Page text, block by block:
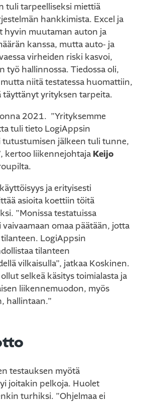
tuli tarpeelliseksi miettiä
hankkimista. Excel ja
muutaman auton ja
kanssa, mutta auto- ja
virheiden riski kasvoi,
työ hallinnossa. Tiedossa oli,
niitä testatessa huomattiin,
täyttänyt yrityksen tarpeita.
2021. ”Yrityksemme
tuli tieto LogiAppsin
tutustumisen jälkeen tuli tunne,
kertoo liikennejohtaja Keijo
ja erityisesti
asioita koettiin töitä
”Monissa testatuissa
omaa päätään, jotta
LogiAppsin
tilanteen
vilkaisulla”, jatkaa Koskinen.
selkeä käsitys toimialasta ja
liikennemuodon, myös
hallintaan.”
testauksen myötä
joitakin pelkoja. Huolet
turhiksi. ”Ohjelmaa ei